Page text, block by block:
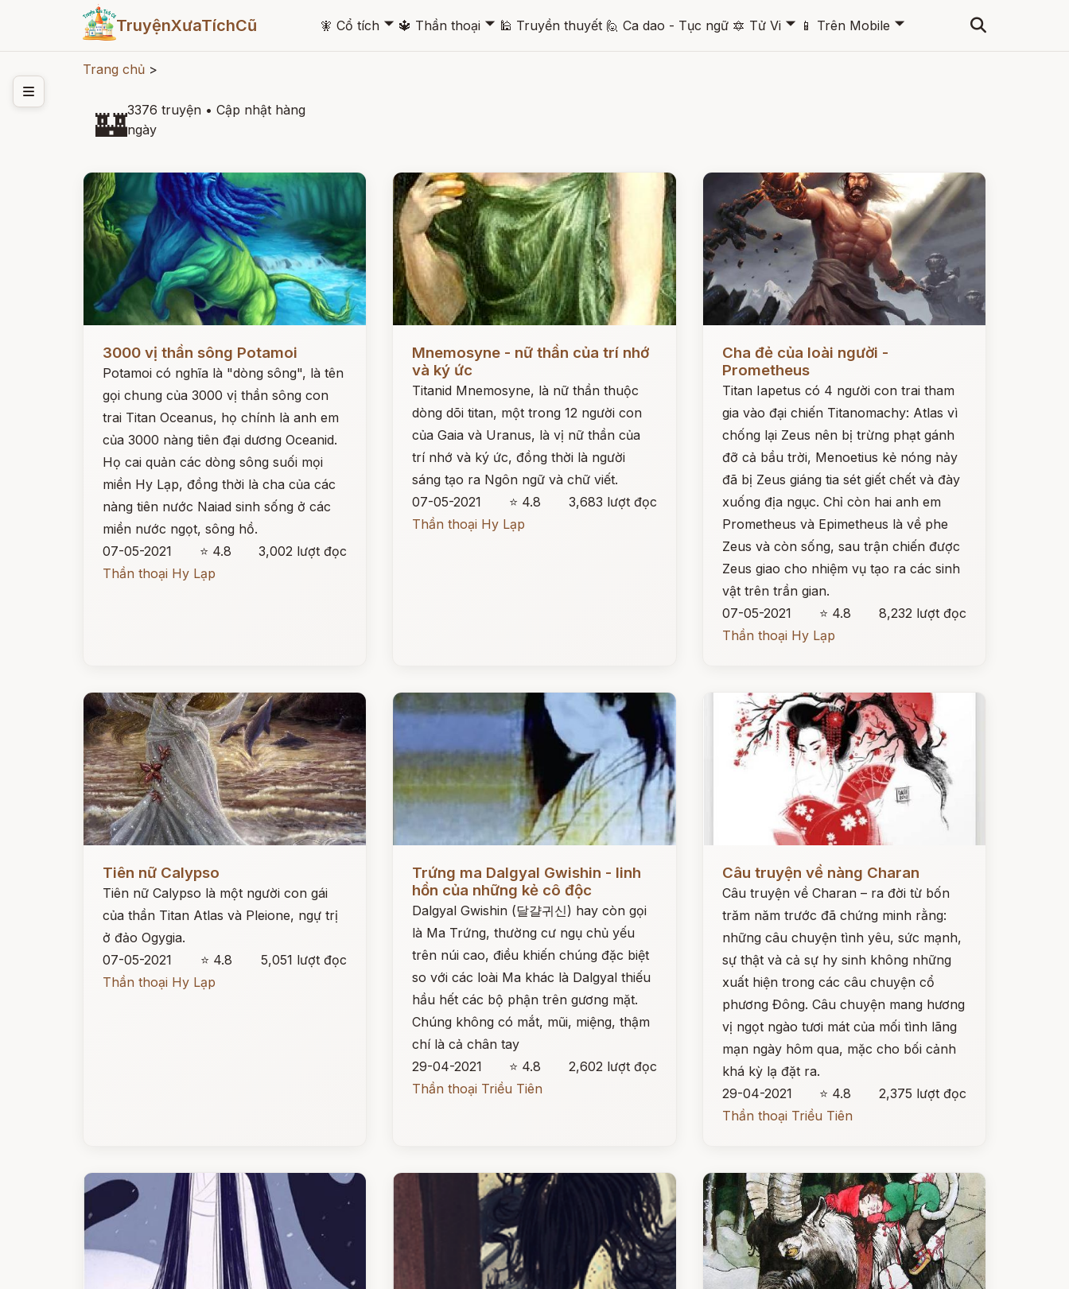
TruyệnXưaTíchCũ 🧚 Cổ tích 🞃 🔱 Thần thoại 🞃 🕌 Truyền thuyết 🙋 Ca dao - Tục ngữ 🔯 Tử Vi 🞃 📱 Trên Mobile 🞃
Trang chủ >
🏰3376 truyện • Cập nhật hàng
ngày
3000 vị thần sông Potamoi
Potamoi có nghĩa là "dòng sông", là tên
gọi chung của 3000 vị thần sông con
trai Titan Oceanus, họ chính là anh em
của 3000 nàng tiên đại dương Oceanid.
Họ cai quản các dòng sông suối mọi
miền Hy Lạp, đồng thời là cha của các
nàng tiên nước Naiad sinh sống ở các
miền nước ngọt, sông hồ.
07-05-2021
⭐ 4.8
3,002 lượt đọc
Thần thoại Hy Lạp
Mnemosyne - nữ thần của trí nhớ
và ký ức
Titanid Mnemosyne, là nữ thần thuộc
dòng dõi titan, một trong 12 người con
của Gaia và Uranus, là vị nữ thần của
trí nhớ và ký ức, đồng thời là người
sáng tạo ra Ngôn ngữ và chữ viết.
07-05-2021
⭐ 4.8
3,683 lượt đọc
Thần thoại Hy Lạp
Cha đẻ của loài người -
Prometheus
Titan Iapetus có 4 người con trai tham
gia vào đại chiến Titanomachy: Atlas vì
chống lại Zeus nên bị trừng phạt gánh
đỡ cả bầu trời, Menoetius kẻ nóng nảy
đã bị Zeus giáng tia sét giết chết và đày
xuống địa ngục. Chỉ còn hai anh em
Prometheus và Epimetheus là về phe
Zeus và còn sống, sau trận chiến được
Zeus giao cho nhiệm vụ tạo ra các sinh
vật trên trần gian.
07-05-2021
⭐ 4.8
8,232 lượt đọc
Thần thoại Hy Lạp
Tiên nữ Calypso
Tiên nữ Calypso là một người con gái
của thần Titan Atlas và Pleione, ngự trị
ở đảo Ogygia.
07-05-2021
⭐ 4.8
5,051 lượt đọc
Thần thoại Hy Lạp
Trứng ma Dalgyal Gwishin - linh
hồn của những kẻ cô độc
Dalgyal Gwishin (달걀귀신) hay còn gọi
là Ma Trứng, thường cư ngụ chủ yếu
trên núi cao, điều khiến chúng đặc biệt
so với các loài Ma khác là Dalgyal thiếu
hầu hết các bộ phận trên gương mặt.
Chúng không có mắt, mũi, miệng, thậm
chí là cả chân tay
29-04-2021
⭐ 4.8
2,602 lượt đọc
Thần thoại Triều Tiên
Câu truyện về nàng Charan
Câu truyện về Charan – ra đời từ bốn
trăm năm trước đã chứng minh rằng:
những câu chuyện tình yêu, sức mạnh,
sự thật và cả sự hy sinh không những
xuất hiện trong các câu chuyện cổ
phương Đông. Câu chuyện mang hương
vị ngọt ngào tươi mát của mối tình lãng
mạn ngày hôm qua, mặc cho bối cảnh
khá kỳ lạ đặt ra.
29-04-2021
⭐ 4.8
2,375 lượt đọc
Thần thoại Triều Tiên